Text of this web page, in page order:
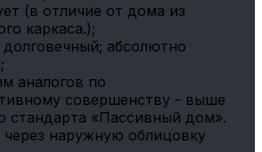
(в отличие от дома из
каркаса.);
абсолютно